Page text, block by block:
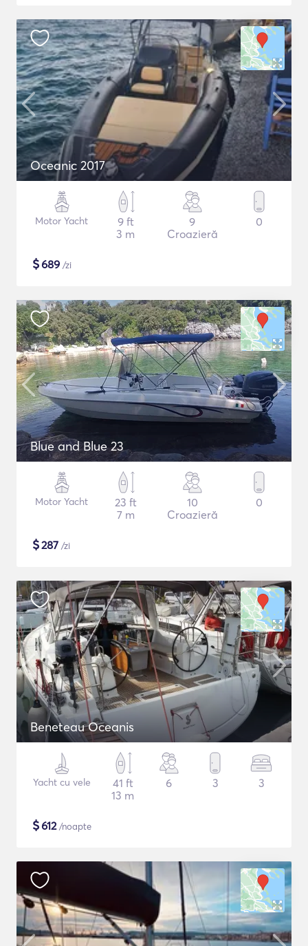
Oceanic 2017
Motor Yacht
9 ft
3 m
9
Croazieră
0
$689 /zi
Blue and Blue 23
Motor Yacht
23 ft
7 m
10
Croazieră
0
$287 /zi
Beneteau Oceanis
Yacht cu vele
41 ft
13 m
6 3 3
$612/noapte